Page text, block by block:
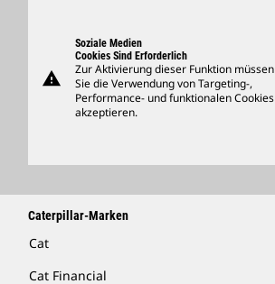
Support
Merchandise
Händler Suchen
warning
Soziale Medien
Cookies Sind Erforderlich
Zur Aktivierung dieser Funktion müssen
Sie die Verwendung von Targeting-,
Performance- und funktionalen Cookies
akzeptieren.
Caterpillar-Marken
Cat
Cat Financial